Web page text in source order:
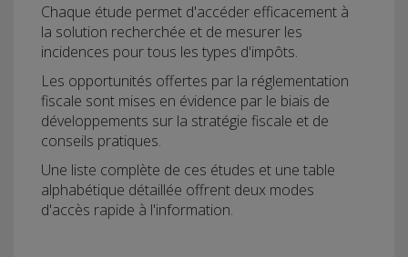
Chaque étude permet d'accéder efficacement à
la solution recherchée et de mesurer les
incidences pour tous les types d'impôts.
Les opportunités offertes par la réglementation
fiscale sont mises en évidence par le biais de
développements sur la stratégie fiscale et de
conseils pratiques.
Une liste complète de ces études et une table
alphabétique détaillée offrent deux modes
d'accès rapide à l'information.